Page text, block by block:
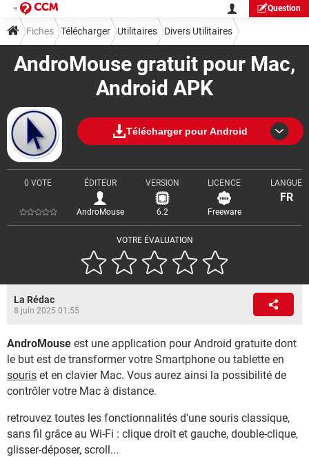
Question
AndroMouse gratuit pour Mac,
Android APK
Télécharger pour Android
VOTRE ÉVALUATION
0 VOTE ÉDITEUR
AndroMouse
VERSION
6.2
LICENCE
Freeware
LANGUE
FR
Fiches Télécharger Utilitaires Divers Utilitaires
La Rédac
8 juin 2025 01:55
AndroMouse est une application pour Android gratuite dont
le but est de transformer votre Smartphone ou tablette en
souris et en clavier Mac. Vous aurez ainsi la possibilité de
contrôler votre Mac à distance.
retrouvez toutes les fonctionnalités d'une souris classique,
sans fil grâce au Wi-Fi : clique droit et gauche, double-clique,
glisser-déposer, scroll...